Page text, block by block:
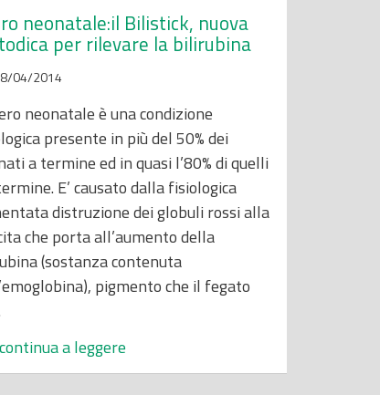
neonatale:il Bilistick, nuova
per rilevare la bilirubina
04/2014
neonatale è una condizione
presente in più del 50% dei
a termine ed in quasi l’80% di quelli
E’ causato dalla fisiologica
distruzione dei globuli rossi alla
che porta all’aumento della
(sostanza contenuta
pigmento che il fegato
continua a leggere